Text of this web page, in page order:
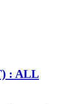
: ALL